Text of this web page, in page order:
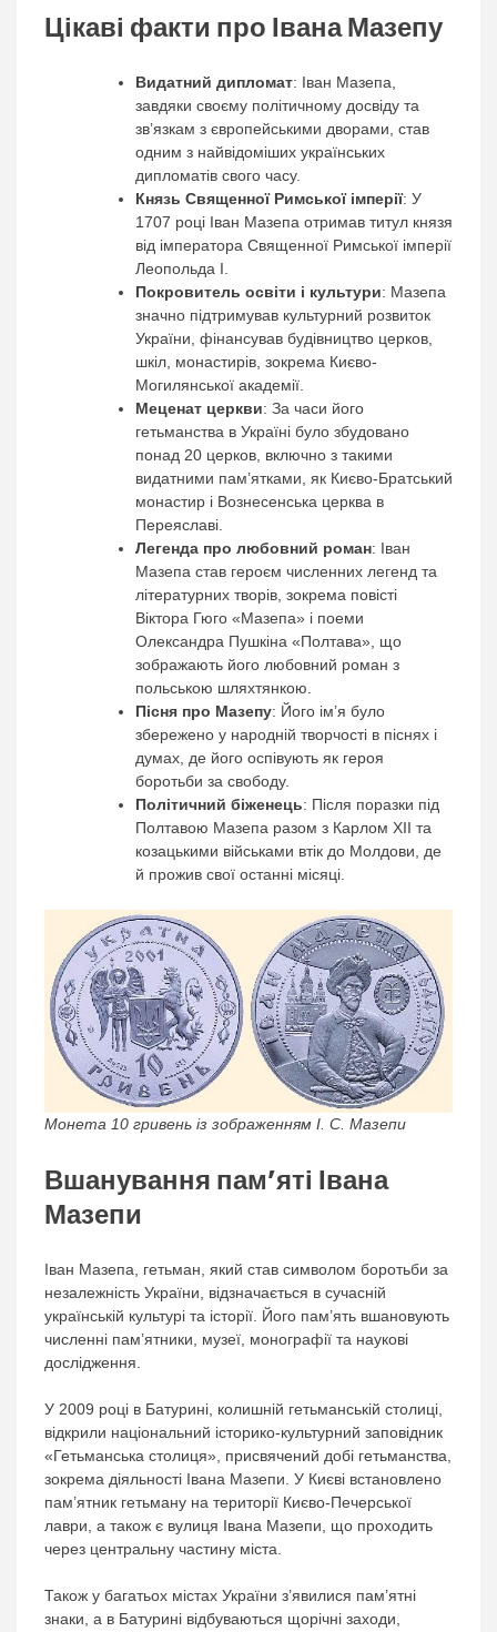
Цікаві факти про Івана Мазепу
Видатний дипломат: Іван Мазепа,
завдяки своєму політичному досвіду та
зв’язкам з європейськими дворами, став
одним з найвідоміших українських
дипломатів свого часу.
Князь Священної Римської імперії: У
1707 році Іван Мазепа отримав титул князя
від імператора Священної Римської імперії
Леопольда I.
Покровитель освіти і культури: Мазепа
значно підтримував культурний розвиток
України, фінансував будівництво церков,
шкіл, монастирів, зокрема Києво-
Могилянської академії.
Меценат церкви: За часи його
гетьманства в Україні було збудовано
понад 20 церков, включно з такими
видатними пам’ятками, як Києво-Братський
монастир і Вознесенська церква в
Переяславі.
Легенда про любовний роман: Іван
Мазепа став героєм численних легенд та
літературних творів, зокрема повісті
Віктора Гюго «Мазепа» і поеми
Олександра Пушкіна «Полтава», що
зображають його любовний роман з
польською шляхтянкою.
Пісня про Мазепу: Його ім’я було
збережено у народній творчості в піснях і
думах, де його оспівують як героя
боротьби за свободу.
Політичний біженець: Після поразки під
Полтавою Мазепа разом з Карлом XII та
козацькими військами втік до Молдови, де
й прожив свої останні місяці.
Монета 10 гривень із зображенням I. C. Мазепи
Вшанування пам’яті Івана
Мазепи
Іван Мазепа, гетьман, який став символом боротьби за
незалежність України, відзначається в сучасній
українській культурі та історії. Його пам’ять вшановують
численні пам’ятники, музеї, монографії та наукові
дослідження.
У 2009 році в Батурині, колишній гетьманській столиці,
відкрили національний історико-культурний заповідник
«Гетьманська столиця», присвячений добі гетьманства,
зокрема діяльності Івана Мазепи. У Києві встановлено
пам’ятник гетьману на території Києво-Печерської
лаври, а також є вулиця Івана Мазепи, що проходить
через центральну частину міста.
Також у багатьох містах України з’явилися пам’ятні
знаки, а в Батурині відбуваються щорічні заходи,